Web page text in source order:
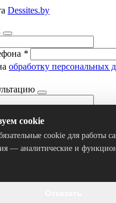
Dessites.by
*
обработку персональных
обработку персональных
Умный
cookie
cookie для работы
— аналитические и